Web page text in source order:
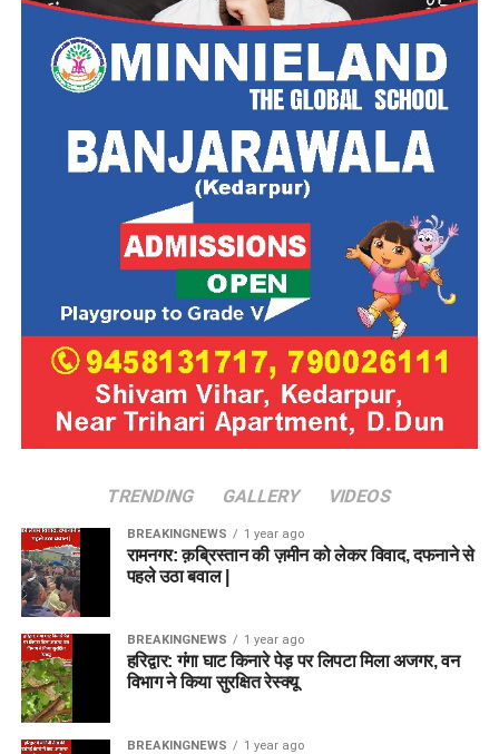
TRENDING GALLERY VIDEOS
BREAKINGNEWS 1 year ago
रामनगर: क़ब्रिस्तान की ज़मीन को लेकर विवाद, दफनाने से
पहले उठा बवाल |
BREAKINGNEWS 1 year ago
हरिद्वार: गंगा घाट किनारे पेड़ पर लिपटा मिला अजगर, वन
विभाग ने किया सुरक्षित रेस्क्यू
BREAKINGNEWS 1 year ago